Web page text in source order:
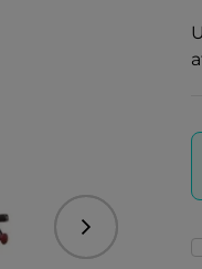
Następny